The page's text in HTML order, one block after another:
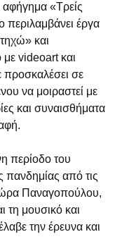
«Τρείς
περιλαμβάνει έργα
και
videoart και
σε
να μοιραστεί με
και συναισθήματα
περίοδο του
πανδημίας από τις
Παναγοπούλου,
τη μουσικό και
την έρευνα και